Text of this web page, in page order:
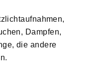
Dampfen,
die andere